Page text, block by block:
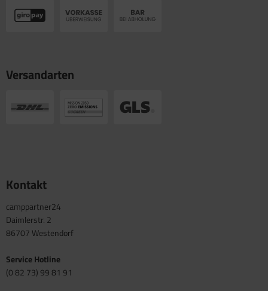
Versandarten
Kontakt
camppartner24
Daimlerstr. 2
86707 Westendorf
Service Hotline
(0 82 73) 99 81 91